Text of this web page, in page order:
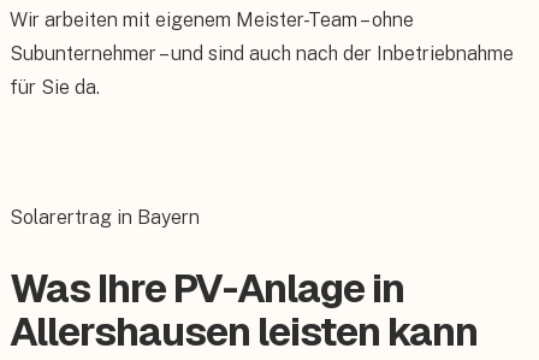
Wir arbeiten mit eigenem Meister-Team – ohne
Subunternehmer – und sind auch nach der Inbetriebnahme
für Sie da.
Solarertrag in Bayern
Was Ihre PV-Anlage in
Allershausen leisten kann